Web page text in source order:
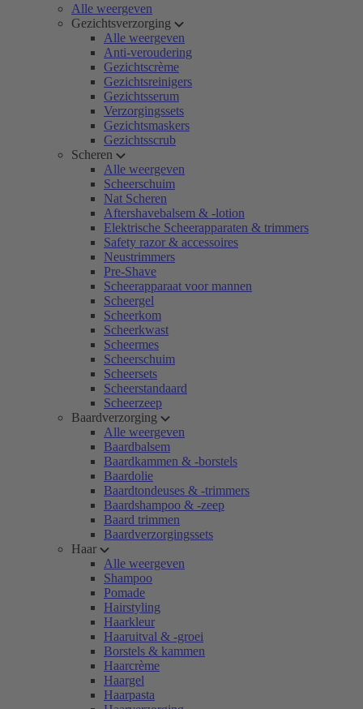
Alle weergeven
Gezichtsverzorging
Alle weergeven
Anti-veroudering
Gezichtscrème
Gezichtsreinigers
Gezichtsserum
Verzorgingssets
Gezichtsmaskers
Gezichtsscrub
Scheren
Alle weergeven
Scheerschuim
Nat Scheren
Aftershavebalsem & -lotion
Elektrische Scheerapparaten & trimmers
Safety razor & accessoires
Neustrimmers
Pre-Shave
Scheerapparaat voor mannen
Scheergel
Scheerkom
Scheerkwast
Scheermes
Scheerschuim
Scheersets
Scheerstandaard
Scheerzeep
Baardverzorging
Alle weergeven
Baardbalsem
Baardkammen & -borstels
Baardolie
Baardtondeuses & -trimmers
Baardshampoo & -zeep
Baard trimmen
Baardverzorgingssets
Haar
Alle weergeven
Shampoo
Pomade
Hairstyling
Haarkleur
Haaruitval & -groei
Borstels & kammen
Haarcrème
Haargel
Haarpasta